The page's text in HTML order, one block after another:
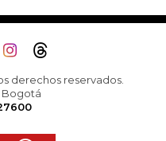
derechos reservados.
Bogotá